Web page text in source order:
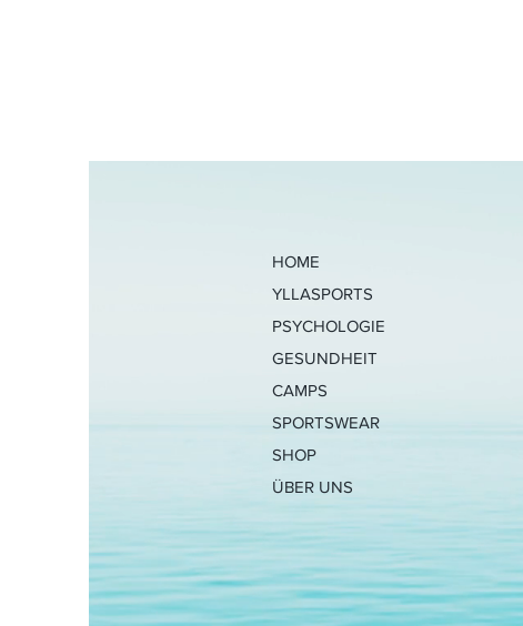
HOME
YLLASPORTS
PSYCHOLOGIE
GESUNDHEIT
CAMPS
SPORTSWEAR
SHOP
ÜBER UNS